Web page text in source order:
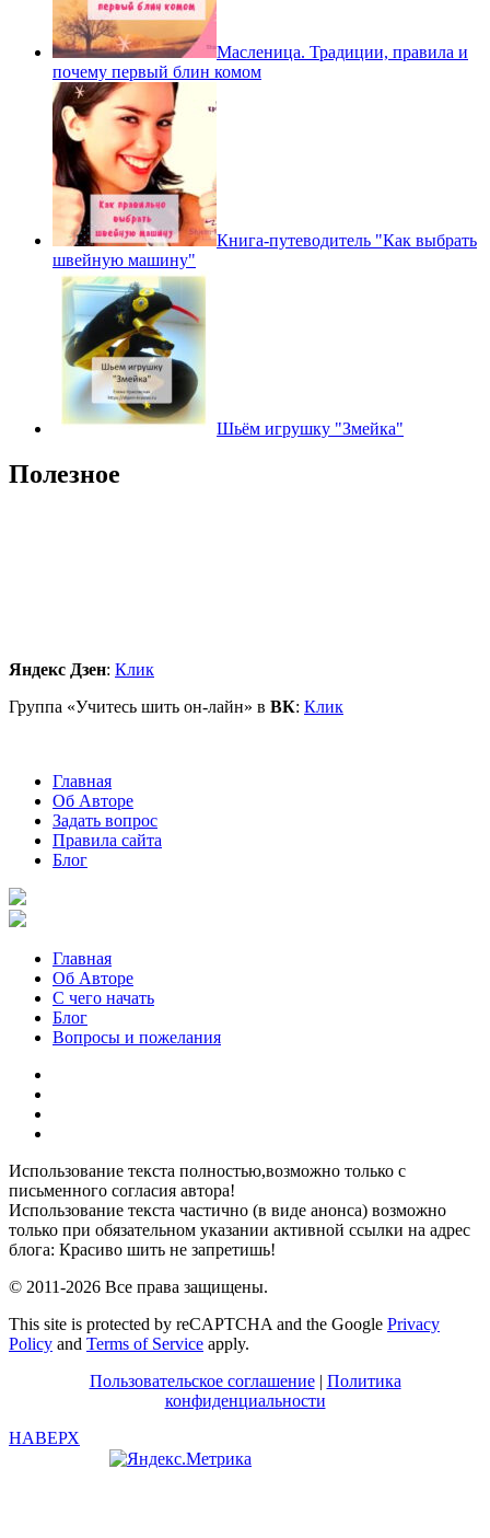
Масленица. Традиции, правила и
почему первый блин комом
Книга-путеводитель "Как выбрать
швейную машину"
Шьём игрушку "Змейка"
Полезное
Яндекс Дзен: Клик
Группа «Учитесь шить он-лайн» в ВК: Клик
Главная
Об Авторе
Задать вопрос
Правила сайта
Блог
Главная
Об Авторе
С чего начать
Блог
Вопросы и пожелания
Использование текста полностью,возможно только с
письменного согласия автора!
Использование текста частично (в виде анонса) возможно
только при обязательном указании активной ссылки на адрес
блога: Красиво шить не запретишь!
© 2011-2026 Все права защищены.
This site is protected by reCAPTCHA and the Google Privacy
Policy and Terms of Service apply.
Пользовательское соглашение| Политика
конфиденциальности
НАВЕРХ